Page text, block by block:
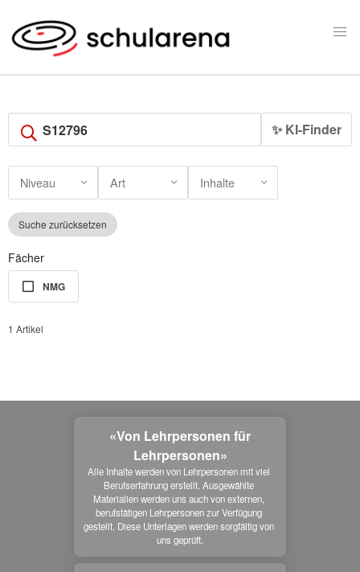
✨ KI-Finder
Niveau Art Inhalte
Suche zurücksetzen
Fächer
NMG
1 Artikel
«Von Lehrpersonen für
Lehrpersonen»
Alle Inhalte werden von Lehrpersonen mit viel
Berufserfahrung erstellt. Ausgewählte
Materialien werden uns auch von externen,
berufstätigen Lehrpersonen zur Verfügung
gestellt. Diese Unterlagen werden sorgfältig von
uns geprüft.